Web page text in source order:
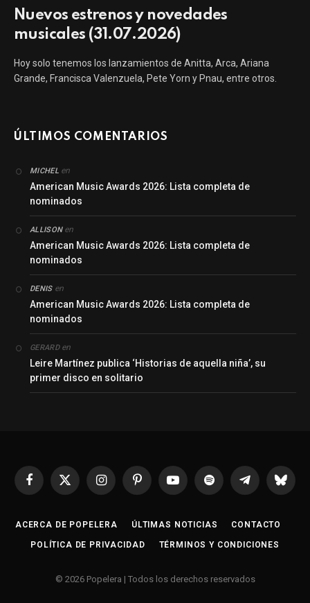
Nuevos estrenos y novedades
musicales (31.07.2026)
Hoy solo tenemos los lanzamientos de Anitta, Arca, Ariana
Grande, Francisca Valenzuela, Pete Yorn y Pnau, entre otros.
ÚLTIMOS COMENTARIOS
MICHELen
American Music Awards 2026: Lista completa de
nominados
ALLISONen
American Music Awards 2026: Lista completa de
nominados
DENISen
American Music Awards 2026: Lista completa de
nominados
GERARDen
Leire Martínez publica ‘Historias de aquella niña’, su
primer disco en solitario
Facebook
X
InstagramPinterestYouTubeSpotify Telegrama
ACERCA DE POPELERA ÚLTIMAS NOTICIAS CONTACTO
POLÍTICA DE PRIVACIDAD TÉRMINOS Y CONDICIONES
© 2026 Popelera | Todos los derechos reservados